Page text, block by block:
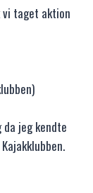
taget aktion
jeg kendte